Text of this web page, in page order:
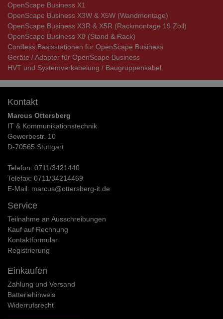
OpenScape Business X1
OpenScape Business X3W & X5W (Wandmontage)
OpenScape Business X3R & X5R (Rackmontage 19 Zoll)
OpenScape Business X8 (Stand & Rack)
Cordless Basisstationen für OpenScape Business
Geräte / Adapter für OpenScape Business
HVT und Systemverkabelung / Baugruppenkabel
Kontakt
Marcus Ottersberg
IT & Kommunikationstechnik
Gewerbestr. 10
D-70565 Stuttgart
Telefon: 0711/3421440
Telefax: 0711/34214469
E-Mail: marcus@ottersberg-it.de
Service
Teilnahme an Ausschreibungen
Kauf auf Rechnung
Kontaktformular
Registrierung
Einkaufen
Zahlung und Versand
Batteriehinweis
Widerrufs­recht